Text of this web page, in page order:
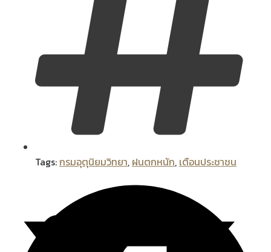
Tags:กรมอุตุนิยมวิทยา, ฝนตกหนัก, เตือนประชาชน